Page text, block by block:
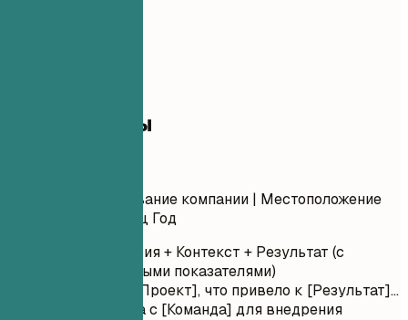
Опыт работы
| Название компании | Местоположение
Месяц Год – Месяц Год
Глагол действия + Контекст + Результат (с
количественными показателями)
Руководила [Проект], что привело к [Результат]...
Сотрудничала с [Команда] для внедрения